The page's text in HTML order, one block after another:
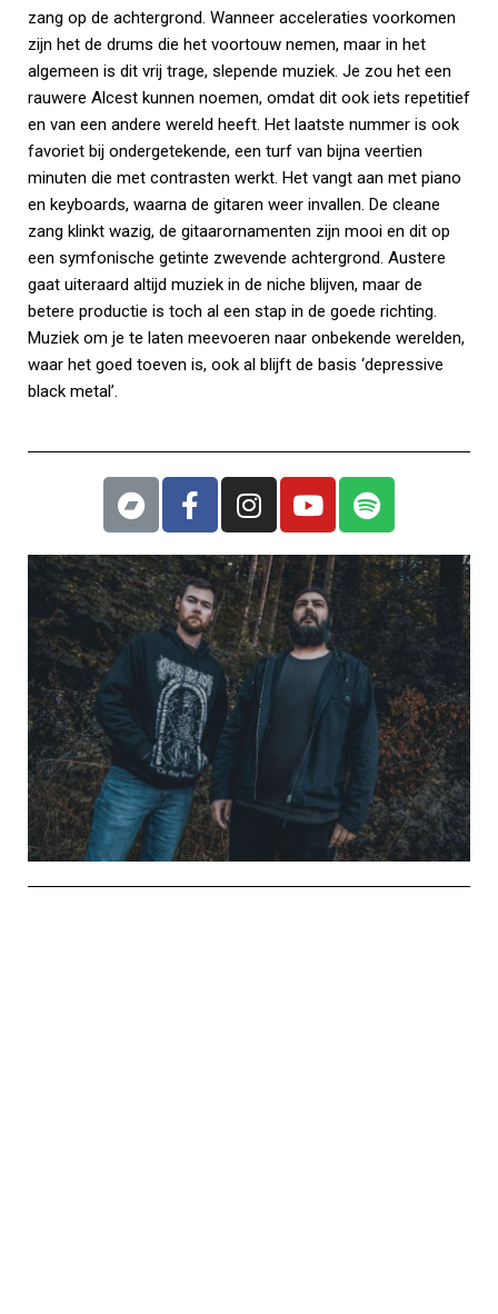
zang op de achtergrond. Wanneer acceleraties voorkomen
zijn het de drums die het voortouw nemen, maar in het
algemeen is dit vrij trage, slepende muziek. Je zou het een
rauwere Alcest kunnen noemen, omdat dit ook iets repetitief
en van een andere wereld heeft. Het laatste nummer is ook
favoriet bij ondergetekende, een turf van bijna veertien
minuten die met contrasten werkt. Het vangt aan met piano
en keyboards, waarna de gitaren weer invallen. De cleane
zang klinkt wazig, de gitaarornamenten zijn mooi en dit op
een symfonische getinte zwevende achtergrond. Austere
gaat uiteraard altijd muziek in de niche blijven, maar de
betere productie is toch al een stap in de goede richting.
Muziek om je te laten meevoeren naar onbekende werelden,
waar het goed toeven is, ook al blijft de basis ‘depressive
black metal’.